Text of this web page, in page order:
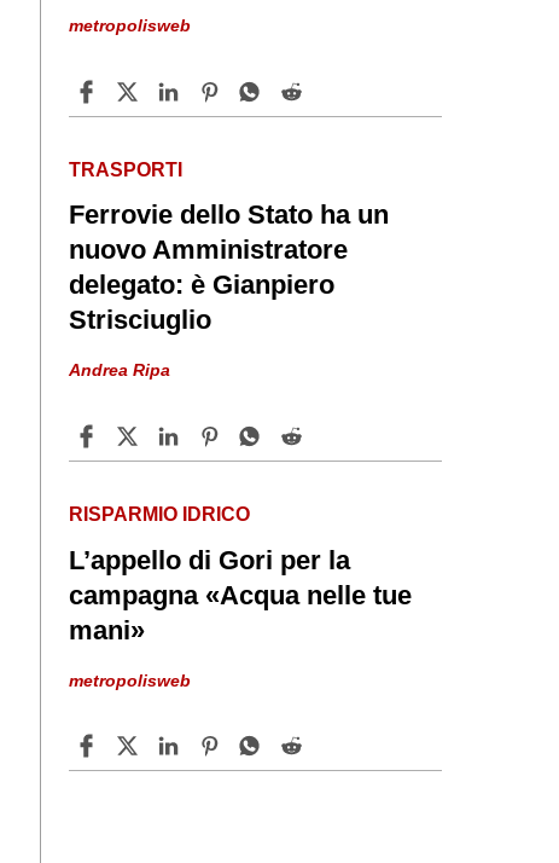
metropolisweb
TRASPORTI
Ferrovie dello Stato ha un
nuovo Amministratore
delegato: è Gianpiero
Strisciuglio
Andrea Ripa
RISPARMIO IDRICO
L’appello di Gori per la
campagna «Acqua nelle tue
mani»
metropolisweb